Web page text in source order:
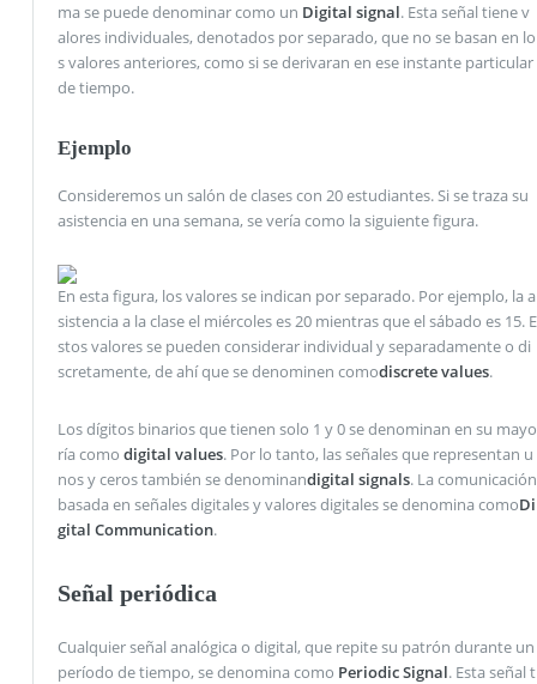
ma se puede denominar como un Digital signal. Esta señal tiene v
alores individuales, denotados por separado, que no se basan en lo
s valores anteriores, como si se derivaran en ese instante particular
de tiempo.
Ejemplo
Consideremos un salón de clases con 20 estudiantes. Si se traza su
asistencia en una semana, se vería como la siguiente figura.
En esta figura, los valores se indican por separado. Por ejemplo, la a
sistencia a la clase el miércoles es 20 mientras que el sábado es 15. E
stos valores se pueden considerar individual y separadamente o di
scretamente, de ahí que se denominen comodiscrete values.
Los dígitos binarios que tienen solo 1 y 0 se denominan en su mayo
ría como digital values. Por lo tanto, las señales que representan u
nos y ceros también se denominandigital signals. La comunicación
basada en señales digitales y valores digitales se denomina comoDi
gital Communication.
Señal periódica
Cualquier señal analógica o digital, que repite su patrón durante un
período de tiempo, se denomina como Periodic Signal. Esta señal t